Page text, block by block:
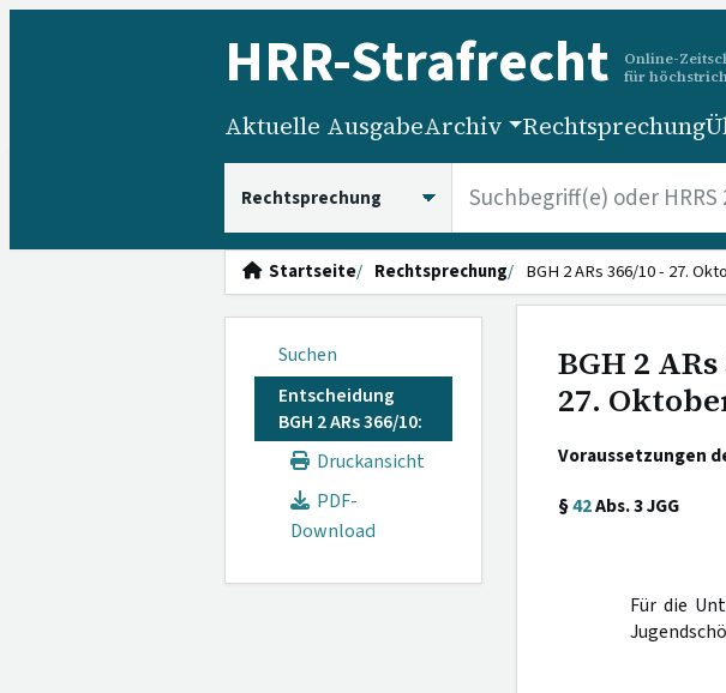
HRR-Strafrecht
Online-
für
Aktuelle AusgabeArchiv Rechtsprechung
Startseite Rechtsprechung BGH 2 ARs 366/10 - 27.
Suchen
Entscheidung
BGH 2 ARs 366/10:
Druckansicht
PDF-
Download
BGH 2
27.
Voraussetzungen
§42Abs. 3 JGG
Für die